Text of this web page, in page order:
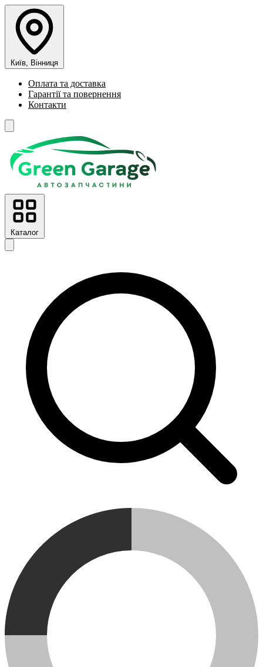
Київ, Вінниця
Оплата та доставка
Гарантії та повернення
Контакти
Каталог